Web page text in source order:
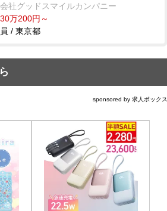
社グッドスマイルカンパニー
万200円～
/ 東京都
sponsored by 求人ボックス